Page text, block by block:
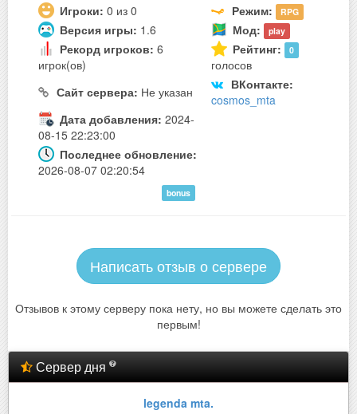
Игроки: 0 из 0 Режим: RPG
Версия игры: 1.6 Мод: play
Рекорд игроков: 6
игрок(ов)
Рейтинг: 0
голосов
Сайт сервера: Не указан
ВКонтакте:
cosmos_mta
Дата добавления: 2024-
08-15 22:23:00
Последнее обновление:
2026-08-07 02:20:54
bonus
Написать отзыв о сервере
Отзывов к этому серверу пока нету, но вы можете сделать это
первым!
Сервер дня
legenda mta.